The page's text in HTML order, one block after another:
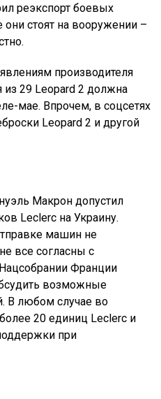
реэкспорт боевых
они стоят на вооружении –
производителя
из 29 Leopard 2 должна
мае. Впрочем, в соцсетях
Leopard 2 и другой
Макрон допустил
Leclerc на Украину.
машин не
все согласны с
Франции
возможные
В любом случае во
20 единиц Leclerc и
при